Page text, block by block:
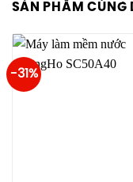
SẢN PHẨM CÙNG
-31%